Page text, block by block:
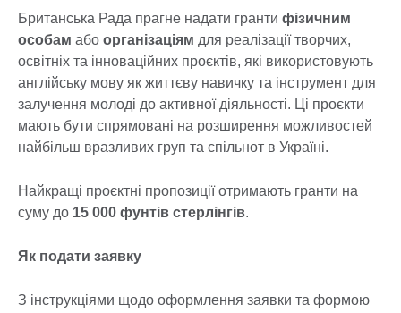
Британська Рада прагне надати гранти фізичним
особам або організаціям для реалізації творчих,
освітніх та інноваційних проєктів, які використовують
англійську мову як життєву навичку та інструмент для
залучення молоді до активної діяльності. Ці проєкти
мають бути спрямовані на розширення можливостей
найбільш вразливих груп та спільнот в Україні.
Найкращі проєктні пропозиції отримають гранти на
суму до 15 000 фунтів стерлінгів.
Як подати заявку
З інструкціями щодо оформлення заявки та формою